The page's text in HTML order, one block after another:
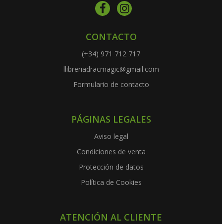
CONTACTO
(+34) 971 712 717
llibreriadracmagic@gmail.com
Formulario de contacto
PÁGINAS LEGALES
Aviso legal
Condiciones de venta
Protección de datos
Política de Cookies
ATENCIÓN AL CLIENTE